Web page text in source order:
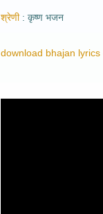
श्रेणी कृष्ण भजन
download bhajan lyrics